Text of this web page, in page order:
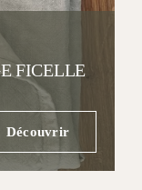
FICELLE
Découvrir